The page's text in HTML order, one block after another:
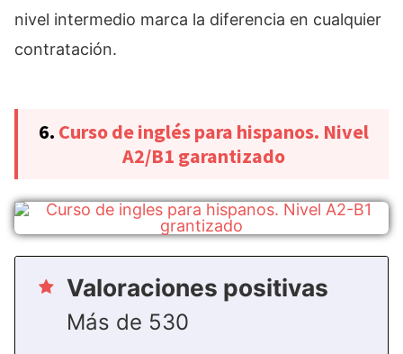
nivel intermedio marca la diferencia en cualquier
contratación.
6. Curso de inglés para hispanos. Nivel
A2/B1 garantizado
Valoraciones positivas
Más de 530